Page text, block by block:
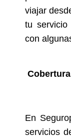
viajar
tu servicio
con
En
servicios